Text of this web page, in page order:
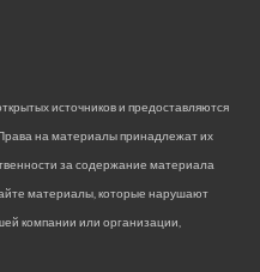
источников и предоставляются
на материалы принадлежат их
за содержание материала
материалы, которые нарушают
компании или организации,